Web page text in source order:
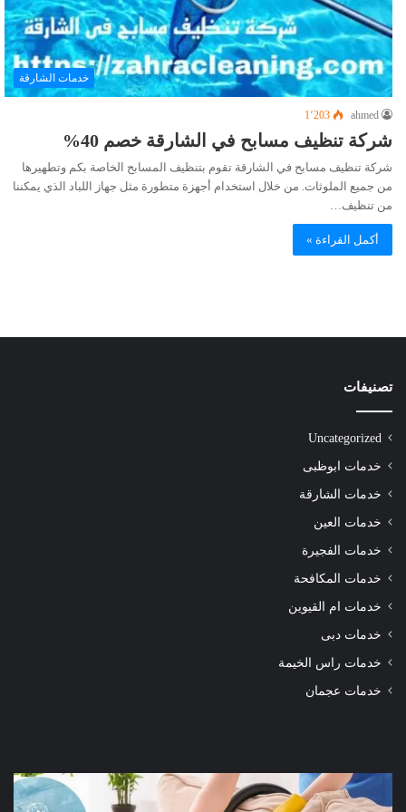
خدمات الشارقة
ahmed 1٬203
شركة تنظيف مسابح في الشارقة خصم 40%
شركة تنظيف مسابح في الشارقة تقوم بتنظيف المسابح الخاصة بكم وتطهيرها
من جميع الملوثات. من خلال استخدام أجهزة متطورة مثل جهاز اللباد الذي يمكننا
من تنظيف…
أكمل القراءة »
تصنيفات
Uncategorized
خدمات ابوظبى
خدمات الشارقة
خدمات العين
خدمات الفجيرة
خدمات المكافحة
خدمات ام القيوين
خدمات دبى
خدمات راس الخيمة
خدمات عجمان
شركة
تنظيف